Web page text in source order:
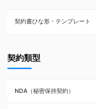
契約書ひな形・テンプレート
NDA（秘密保持契約）
業務委託契約
契約類型
NDA（秘密保持契約）